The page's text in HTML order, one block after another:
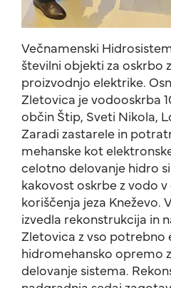
Večnamenski
številni objekti za oskrbo
proizvodnjo elektrike.
Zletovica je vodooskrba
občin Štip, Sveti Nikola,
Zaradi zastarele in
mehanske kot
celotno delovanje hidro
kakovost oskrbe z vodo
koriščenja jeza Kneževo.
izvedla rekonstrukcija in
Zletovica z vso potrebno
hidromehansko opremo
delovanje sistema.